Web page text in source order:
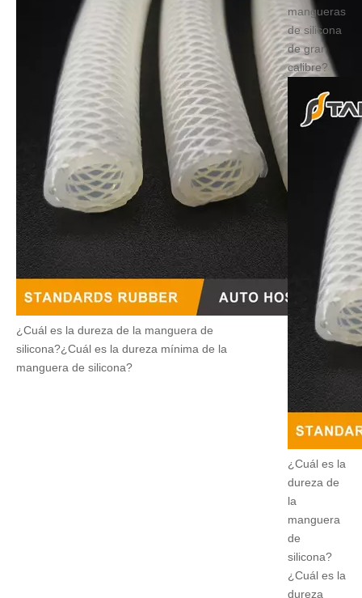
¿Cuál es la dureza de la manguera de
silicona?¿Cuál es la dureza mínima de la
manguera de silicona?
mangueras
de silicona
de gran
calibre?
¿Cuál es la
dureza de
la
manguera
de
silicona?
¿Cuál es la
dureza